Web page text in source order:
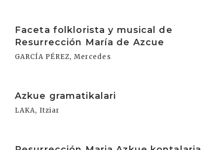
Faceta folklorista y musical de
Resurrección María de Azcue
GARCÍA PÉREZ, Mercedes
Azkue gramatikalari
LAKA, Itziar